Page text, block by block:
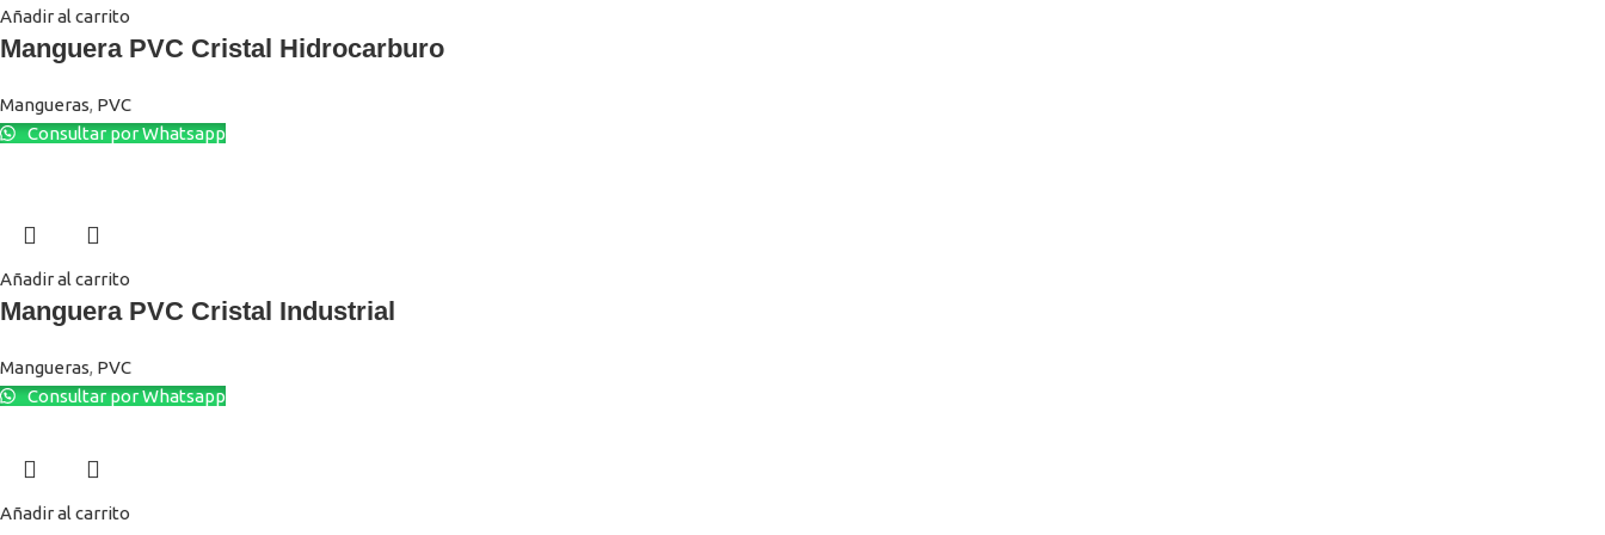
Añadir al carrito
Manguera PVC Cristal Hidrocarburo
Mangueras, PVC
Consultar por Whatsapp
Añadir al carrito
Manguera PVC Cristal Industrial
Mangueras, PVC
Consultar por Whatsapp
Añadir al carrito